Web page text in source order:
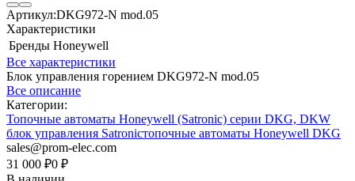
Артикул:DKG972-N mod.05
Характеристики
Бренды Honeywell
Все характеристики
Блок управления горением DKG972-N mod.05
Все описание
Категории:
Топочные автоматы Honeywell (Satronic) серии DKG, DKW
блок управления Satronicтопочные автоматы Honeywell DKG
sales@prom-elec.com
31 000 ₽0 ₽